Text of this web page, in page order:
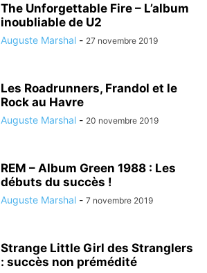
The Unforgettable Fire – L’album
inoubliable de U2
Auguste Marshal - 27 novembre 2019
Les Roadrunners, Frandol et le
Rock au Havre
Auguste Marshal - 20 novembre 2019
REM – Album Green 1988 : Les
débuts du succès !
Auguste Marshal - 7 novembre 2019
Strange Little Girl des Stranglers
: succès non prémédité